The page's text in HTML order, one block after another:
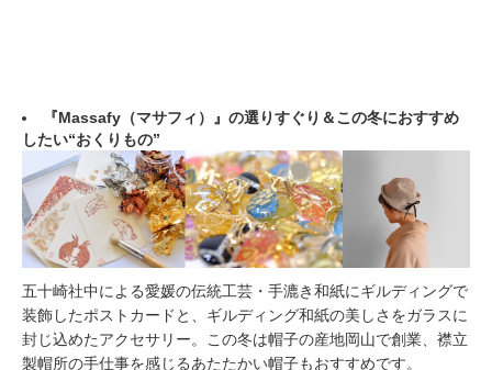
『Massafy（マサフィ）』の選りすぐり＆この冬におすすめ
したい“おくりもの”
五十崎社中による愛媛の伝統工芸・手漉き和紙にギルディングで
装飾したポストカードと、ギルディング和紙の美しさをガラスに
封じ込めたアクセサリー。この冬は帽子の産地岡山で創業、襟立
製帽所の手仕事を感じるあたたかい帽子もおすすめです。